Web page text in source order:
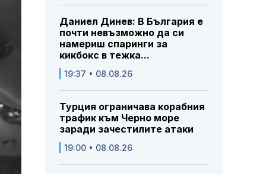
Даниел Динев: В България е
почти невъзможно да си
намериш спаринги за
кикбокс в тежка...
19:37 • 08.08.26
Турция ограничава корабния
трафик към Черно море
заради зачестилите атаки
19:00 • 08.08.26